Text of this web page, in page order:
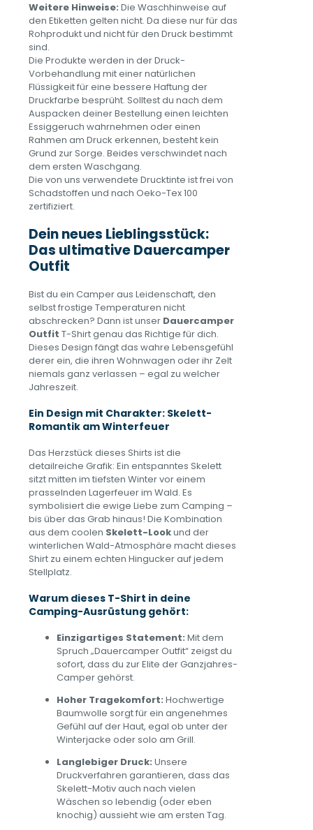
Weitere Hinweise: Die Waschhinweise auf
den Etiketten gelten nicht. Da diese nur für das
Rohprodukt und nicht für den Druck bestimmt
sind.
Die Produkte werden in der Druck-
Vorbehandlung mit einer natürlichen
Flüssigkeit für eine bessere Haftung der
Druckfarbe besprüht. Solltest du nach dem
Auspacken deiner Bestellung einen leichten
Essiggeruch wahrnehmen oder einen
Rahmen am Druck erkennen, besteht kein
Grund zur Sorge. Beides verschwindet nach
dem ersten Waschgang.
Die von uns verwendete Drucktinte ist frei von
Schadstoffen und nach Oeko-Tex 100
zertifiziert.
Dein neues Lieblingsstück:
Das ultimative Dauercamper
Outfit
Bist du ein Camper aus Leidenschaft, den
selbst frostige Temperaturen nicht
abschrecken? Dann ist unser Dauercamper
Outfit T-Shirt genau das Richtige für dich.
Dieses Design fängt das wahre Lebensgefühl
derer ein, die ihren Wohnwagen oder ihr Zelt
niemals ganz verlassen – egal zu welcher
Jahreszeit.
Ein Design mit Charakter: Skelett-
Romantik am Winterfeuer
Das Herzstück dieses Shirts ist die
detailreiche Grafik: Ein entspanntes Skelett
sitzt mitten im tiefsten Winter vor einem
prasselnden Lagerfeuer im Wald. Es
symbolisiert die ewige Liebe zum Camping –
bis über das Grab hinaus! Die Kombination
aus dem coolen Skelett-Lookund der
winterlichen Wald-Atmosphäre macht dieses
Shirt zu einem echten Hingucker auf jedem
Stellplatz.
Warum dieses T-Shirt in deine
Camping-Ausrüstung gehört:
Einzigartiges Statement: Mit dem
Spruch „Dauercamper Outfit“ zeigst du
sofort, dass du zur Elite der Ganzjahres-
Camper gehörst.
Hoher Tragekomfort: Hochwertige
Baumwolle sorgt für ein angenehmes
Gefühl auf der Haut, egal ob unter der
Winterjacke oder solo am Grill.
Langlebiger Druck: Unsere
Druckverfahren garantieren, dass das
Skelett-Motiv auch nach vielen
Wäschen so lebendig (oder eben
knochig) aussieht wie am ersten Tag.